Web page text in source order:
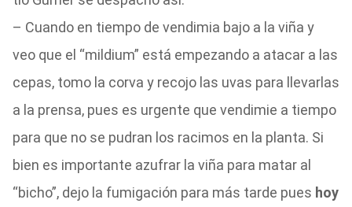
– Cuando en tiempo de vendimia bajo a la viña y
veo que el “mildium” está empezando a atacar a las
cepas, tomo la corva y recojo las uvas para llevarlas
a la prensa, pues es urgente que vendimie a tiempo
para que no se pudran los racimos en la planta. Si
bien es importante azufrar la viña para matar al
“bicho”, dejo la fumigación para más tarde pues hoy